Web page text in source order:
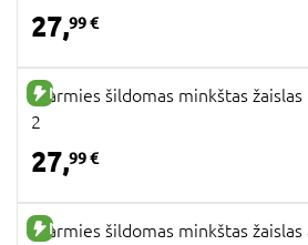
27,99 €
NAUJA PREKĖ
Warmies šildomas minkštas žaislas
2
27,99 €
NAUJA PREKĖ
Warmies šildomas minkštas žaislas